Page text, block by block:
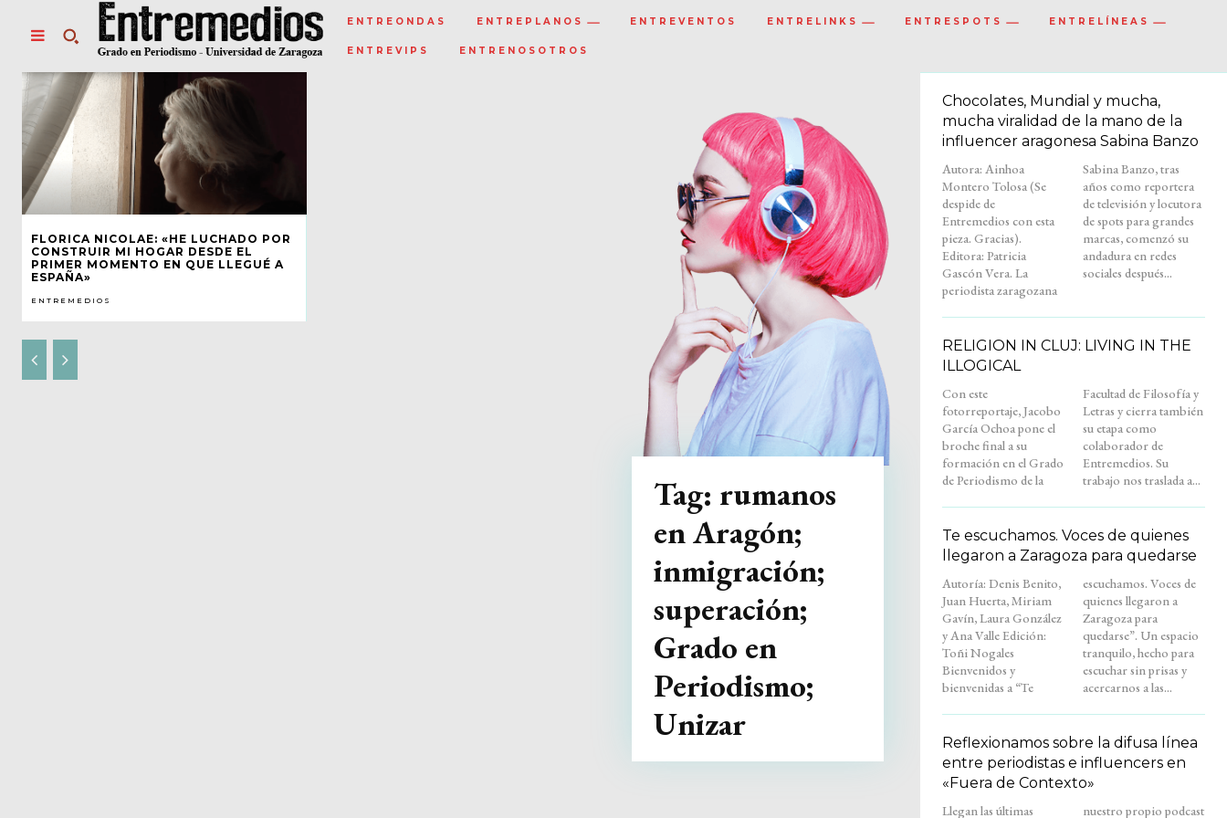
ENTREONDAS ENTREPLANOS ENTREVENTOS ENTRELINKS ENTRESPOTS ENTRELÍNEAS
ENTREVIPS ENTRENOSOTROS
FLORICA NICOLAE: «HE LUCHADO POR
CONSTRUIR MI HOGAR DESDE EL
PRIMER MOMENTO EN QUE LLEGUÉ A
ESPAÑA»
ENTREMEDIOS
Tag: rumanos
en Aragón;
inmigración;
superación;
Grado en
Periodismo;
Unizar
Chocolates, Mundial y mucha,
mucha viralidad de la mano de la
influencer aragonesa Sabina Banzo
Autora: Ainhoa
Montero Tolosa (Se
despide de
Entremedios con esta
pieza. Gracias).
Editora: Patricia
Gascón Vera. La
periodista zaragozana
Sabina Banzo, tras
años como reportera
de televisión y locutora
de spots para grandes
marcas, comenzó su
andadura en redes
sociales después...
RELIGION IN CLUJ: LIVING IN THE
ILLOGICAL
Con este
fotorreportaje, Jacobo
García Ochoa pone el
broche final a su
formación en el Grado
de Periodismo de la
Facultad de Filosofía y
Letras y cierra también
su etapa como
colaborador de
Entremedios. Su
trabajo nos traslada a...
Te escuchamos. Voces de quienes
llegaron a Zaragoza para quedarse
Autoría: Denis Benito,
Juan Huerta, Miriam
Gavín, Laura González
y Ana Valle Edición:
Toñi Nogales
Bienvenidos y
bienvenidas a “Te
escuchamos. Voces de
quienes llegaron a
Zaragoza para
quedarse”. Un espacio
tranquilo, hecho para
escuchar sin prisas y
acercarnos a las...
Reflexionamos sobre la difusa línea
entre periodistas e influencers en
«Fuera de Contexto»
Llegan las últimas
nuestro propio podcast